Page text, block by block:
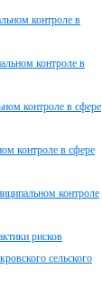
контроле в
контроле в
контроле в сфере
контроле в сфере
контроле
рисков
сельского